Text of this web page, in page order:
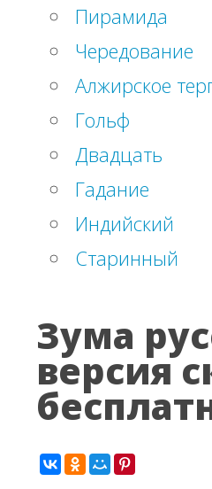
Пирамида
Чередование
Алжирское
Гольф
Двадцать
Гадание
Индийский
Старинный
Зума
версия